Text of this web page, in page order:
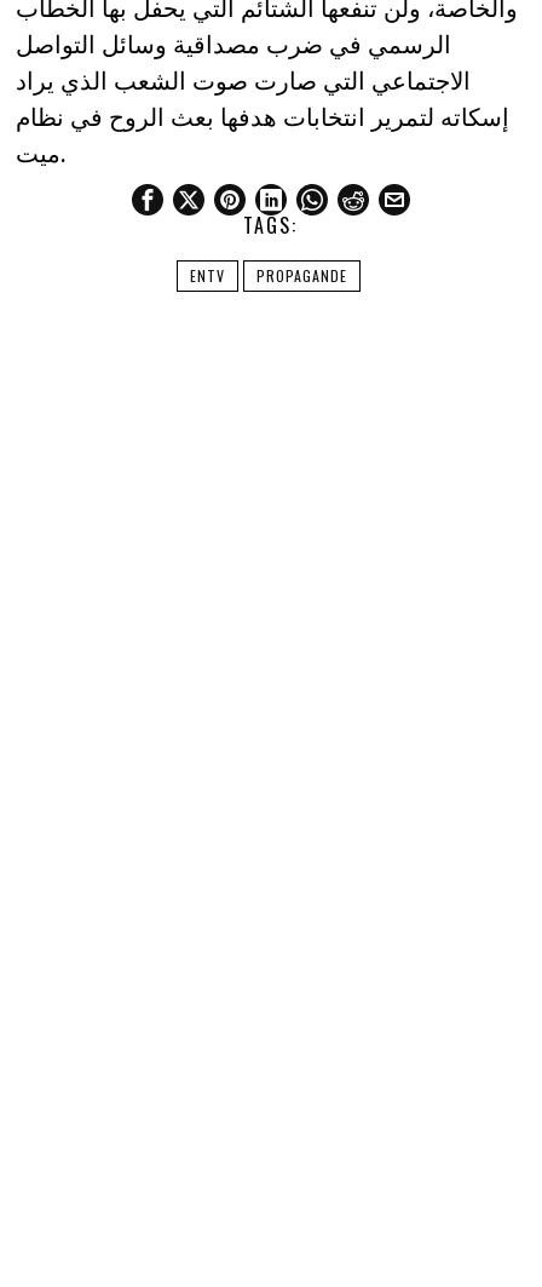
والخاصة، ولن تنفعها الشتائم التي يحفل بها الخطاب
الرسمي في ضرب مصداقية وسائل التواصل
الاجتماعي التي صارت صوت الشعب الذي يراد
إسكاته لتمرير انتخابات هدفها بعث الروح في نظام
ميت.
TAGS:
ENTV PROPAGANDE